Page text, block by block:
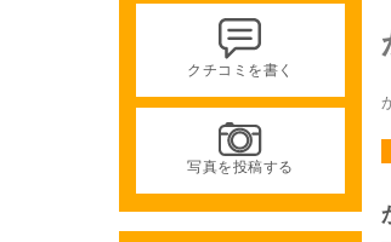
クチコミを書く
写真を投稿する